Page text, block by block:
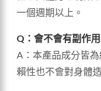
一個週期以上。
Q：會不會有副作用
A：本產品成分皆
賴性也不會對身體